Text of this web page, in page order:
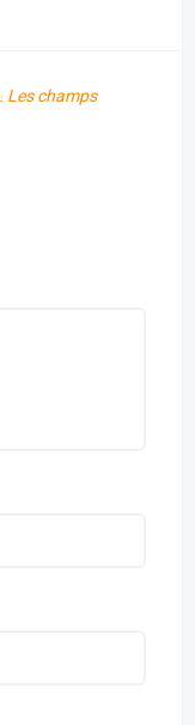
Les champs